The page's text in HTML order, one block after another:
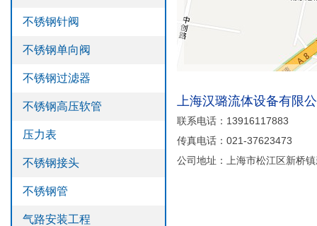
不锈钢针阀
不锈钢单向阀
不锈钢过滤器
不锈钢高压软管
压力表
不锈钢接头
不锈钢管
气路安装工程
上海汉璐流体设备有限
联系电话：13916117883
传真电话：021-37623473
公司地址：上海市松江区新桥